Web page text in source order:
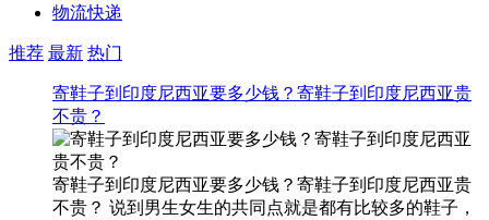
物流快递
推荐 最新 热门
寄鞋子到印度尼西亚要多少钱？寄鞋子到印度尼西亚贵
不贵？
寄鞋子到印度尼西亚要多少钱？寄鞋子到印度尼西亚贵
不贵？ 说到男生女生的共同点就是都有比较多的鞋子，